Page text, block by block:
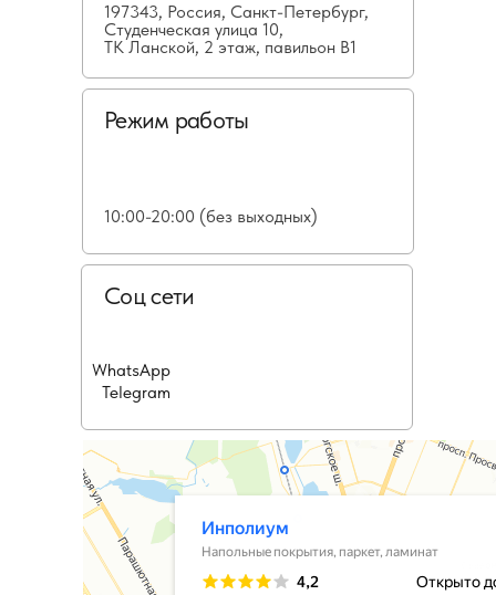
197343, Россия, Санкт-Петербург,
Студенческая улица 10,
ТК Ланской, 2 этаж, павильон В1
Режим работы
10:00-20:00 (без выходных)
Соц сети
WhatsApp
Telegram